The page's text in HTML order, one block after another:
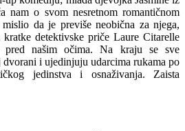
nam o svom nesretnom romantičnom
da je previše neobična za njega,
detektivske priče Laure Citarelle
našim očima. Na kraju se sve
i ujedinjuju udarcima rukama po
jedinstva i osnaživanja. Zaista